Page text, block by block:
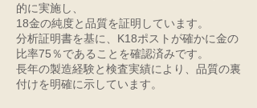
的に実施し、
18金の純度と品質を証明しています。
分析証明書を基に、K18ポストが確かに金の
比率75％であることを確認済みです。
長年の製造経験と検査実績により、品質の裏
付けを明確に示しています。